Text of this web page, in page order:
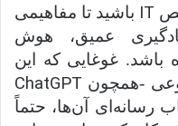
IT باشید تا مفاهیمی
عمیق، هوش
غوغایی که این
-همچون ChatGPT
رسانه‌ای آن‌ها، حتماً